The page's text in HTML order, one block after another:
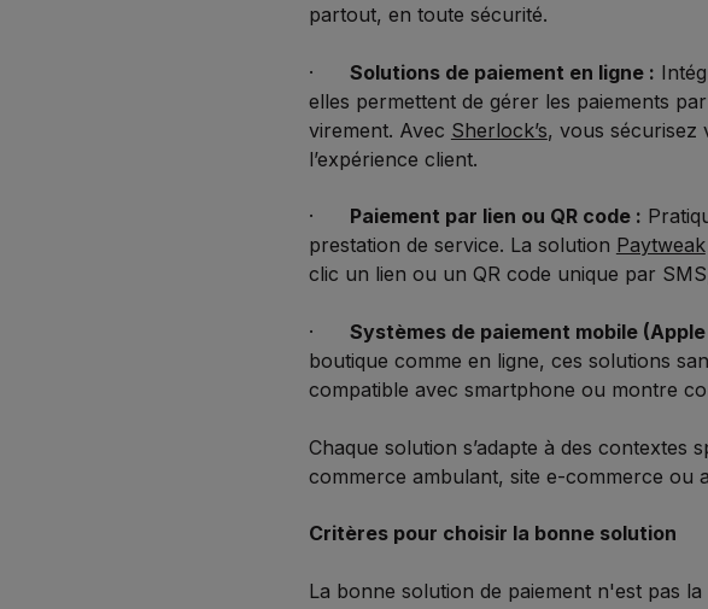
partout, en toute sécurité.
· Solutions de paiement en ligne :
elles permettent de gérer les paiements
virement. Avec Sherlock’s, vous sécurisez
l’expérience client.
· Paiement par lien ou QR code :
prestation de service. La solution Paytweak
clic un lien ou un QR code unique par
· Systèmes de paiement mobile
boutique comme en ligne, ces solutions
compatible avec smartphone ou montre
Chaque solution s’adapte à des contextes
commerce ambulant, site e-commerce ou
Critères pour choisir la bonne solution
La bonne solution de paiement n'est pas